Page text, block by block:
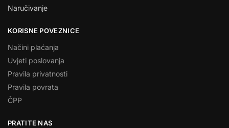
Naručivanje
KORISNE POVEZNICE
Načini plaćanja
Uvjeti poslovanja
Pravila privatnosti
Pravila povrata
ČPP
PRATITE NAS